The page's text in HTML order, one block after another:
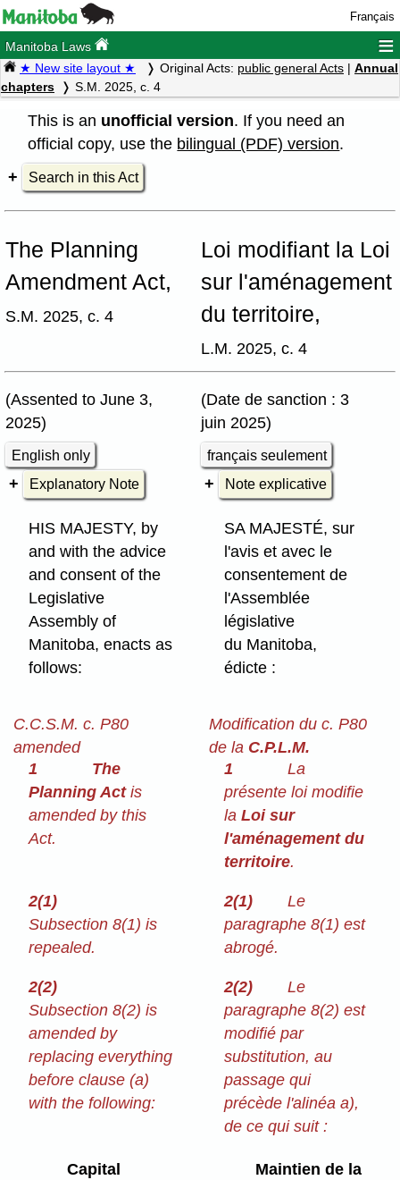
Français
Manitoba Laws ≡
★ New site layout ★ Original Acts: public general Acts | Annual
chapters
S.M. 2025, c. 4
This is an unofficial version. If you need an
official copy, use the bilingual (PDF) version.
Search in this Act
The Planning
Amendment Act,
S.M. 2025, c. 4
Loi modifiant la Loi
sur l'aménagement
du territoire,
L.M. 2025, c. 4
(Assented to June 3,
2025)
(Date de sanction : 3
juin 2025)
English only
français seulement
Explanatory Note
Note explicative
HIS MAJESTY, by
and with the advice
and consent of the
Legislative
Assembly of
Manitoba, enacts as
follows:
SA MAJESTÉ, sur
l'avis et avec le
consentement de
l'Assemblée
législative
du Manitoba,
édicte :
C.C.S.M. c. P80
amended
1
The
Planning Actis
amended by this
Act.
Modification du c. P80
de la C.P.L.M.
1
La
présente loi modifie
laLoi sur
l'aménagement du
territoire.
2(1)
Subsection 8(1) is
repealed.
2(1)
Le
paragraphe 8(1) est
abrogé.
2(2)
Subsection 8(2) is
amended by
replacing everything
before clause (a)
with the following:
2(2)
Le
paragraphe 8(2) est
modifié par
substitution, au
passage qui
précède l'alinéa a),
de ce qui suit :
Capital
Maintien de la